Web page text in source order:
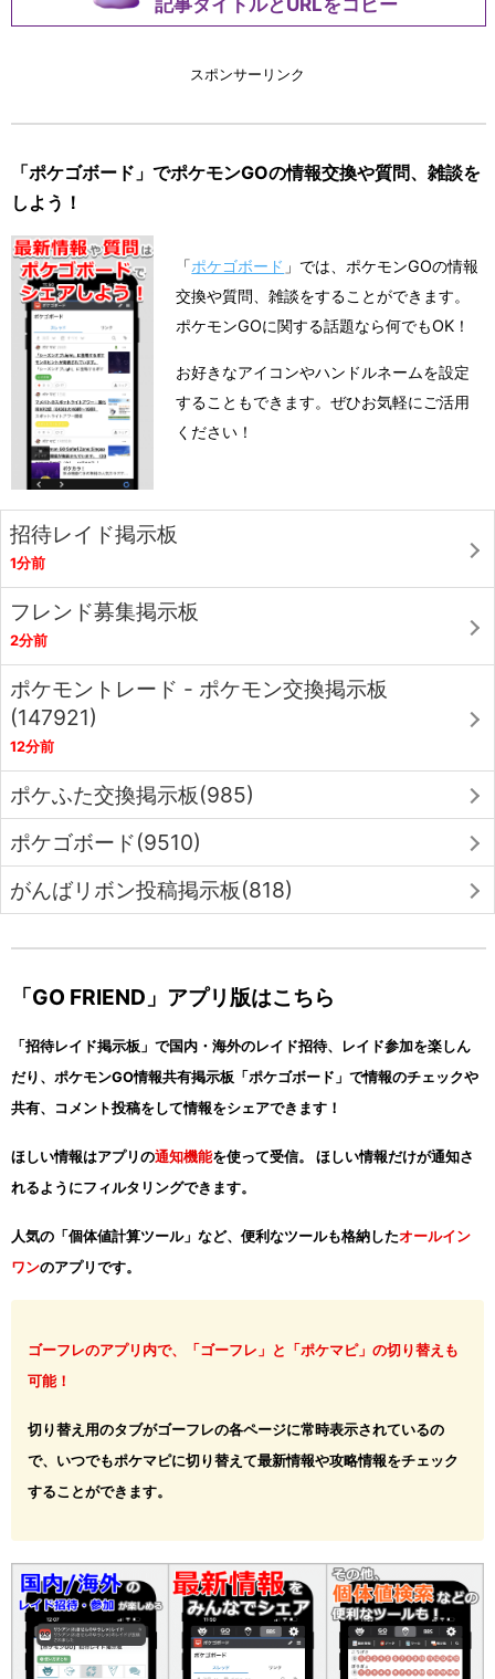
スポンサーリンク
「ポケゴボード」でポケモンGOの情報交換や質問、雑談を
しよう！
「ポケゴボード 」では、ポケモンGOの情報
交換や質問、雑談をすることができます。
ポケモンGOに関する話題なら何でもOK！
お好きなアイコンやハンドルネームを設定
することもできます。ぜひお気軽にご活用
ください！
招待レイド掲示板
1分前
フレンド募集掲示板
2分前
ポケモントレード - ポケモン交換掲示板
(147921)
12分前
ポケふた交換掲示板(985)
ポケゴボード(9510)
がんばリボン投稿掲示板(818)
「GO FRIEND」アプリ版はこちら
「招待レイド掲示板」で国内・海外のレイド招待、レイド参加を楽しん
だり、ポケモンGO情報共有掲示板「ポケゴボード」で情報のチェックや
共有、コメント投稿をして情報をシェアできます！
ほしい情報はアプリの通知機能を使って受信。 ほしい情報だけが通知さ
れるようにフィルタリングできます。
人気の「個体値計算ツール」など、便利なツールも格納したオールイン
ワンのアプリです。
ゴーフレのアプリ内で、「ゴーフレ」と「ポケマピ」の切り替えも
可能！
切り替え用のタブがゴーフレの各ページに常時表示されているの
で、いつでもポケマピに切り替えて最新情報や攻略情報をチェック
することができます。